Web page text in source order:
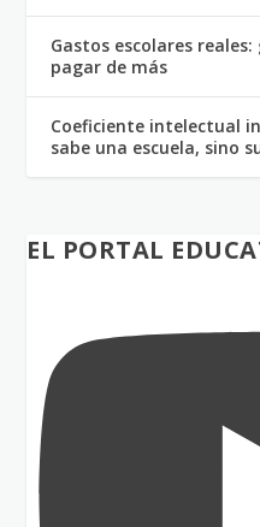
Gastos escolares
pagar de más
Coeficiente intelectual
sabe una escuela, sino
EL PORTAL